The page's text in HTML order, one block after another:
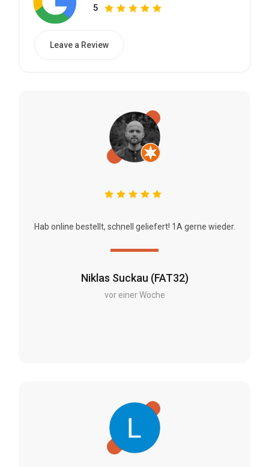
5
Leave a Review
Niklas Suckau (FAT32)
vor einer Woche
Hab online bestellt, schnell geliefert! 1A gerne wieder.